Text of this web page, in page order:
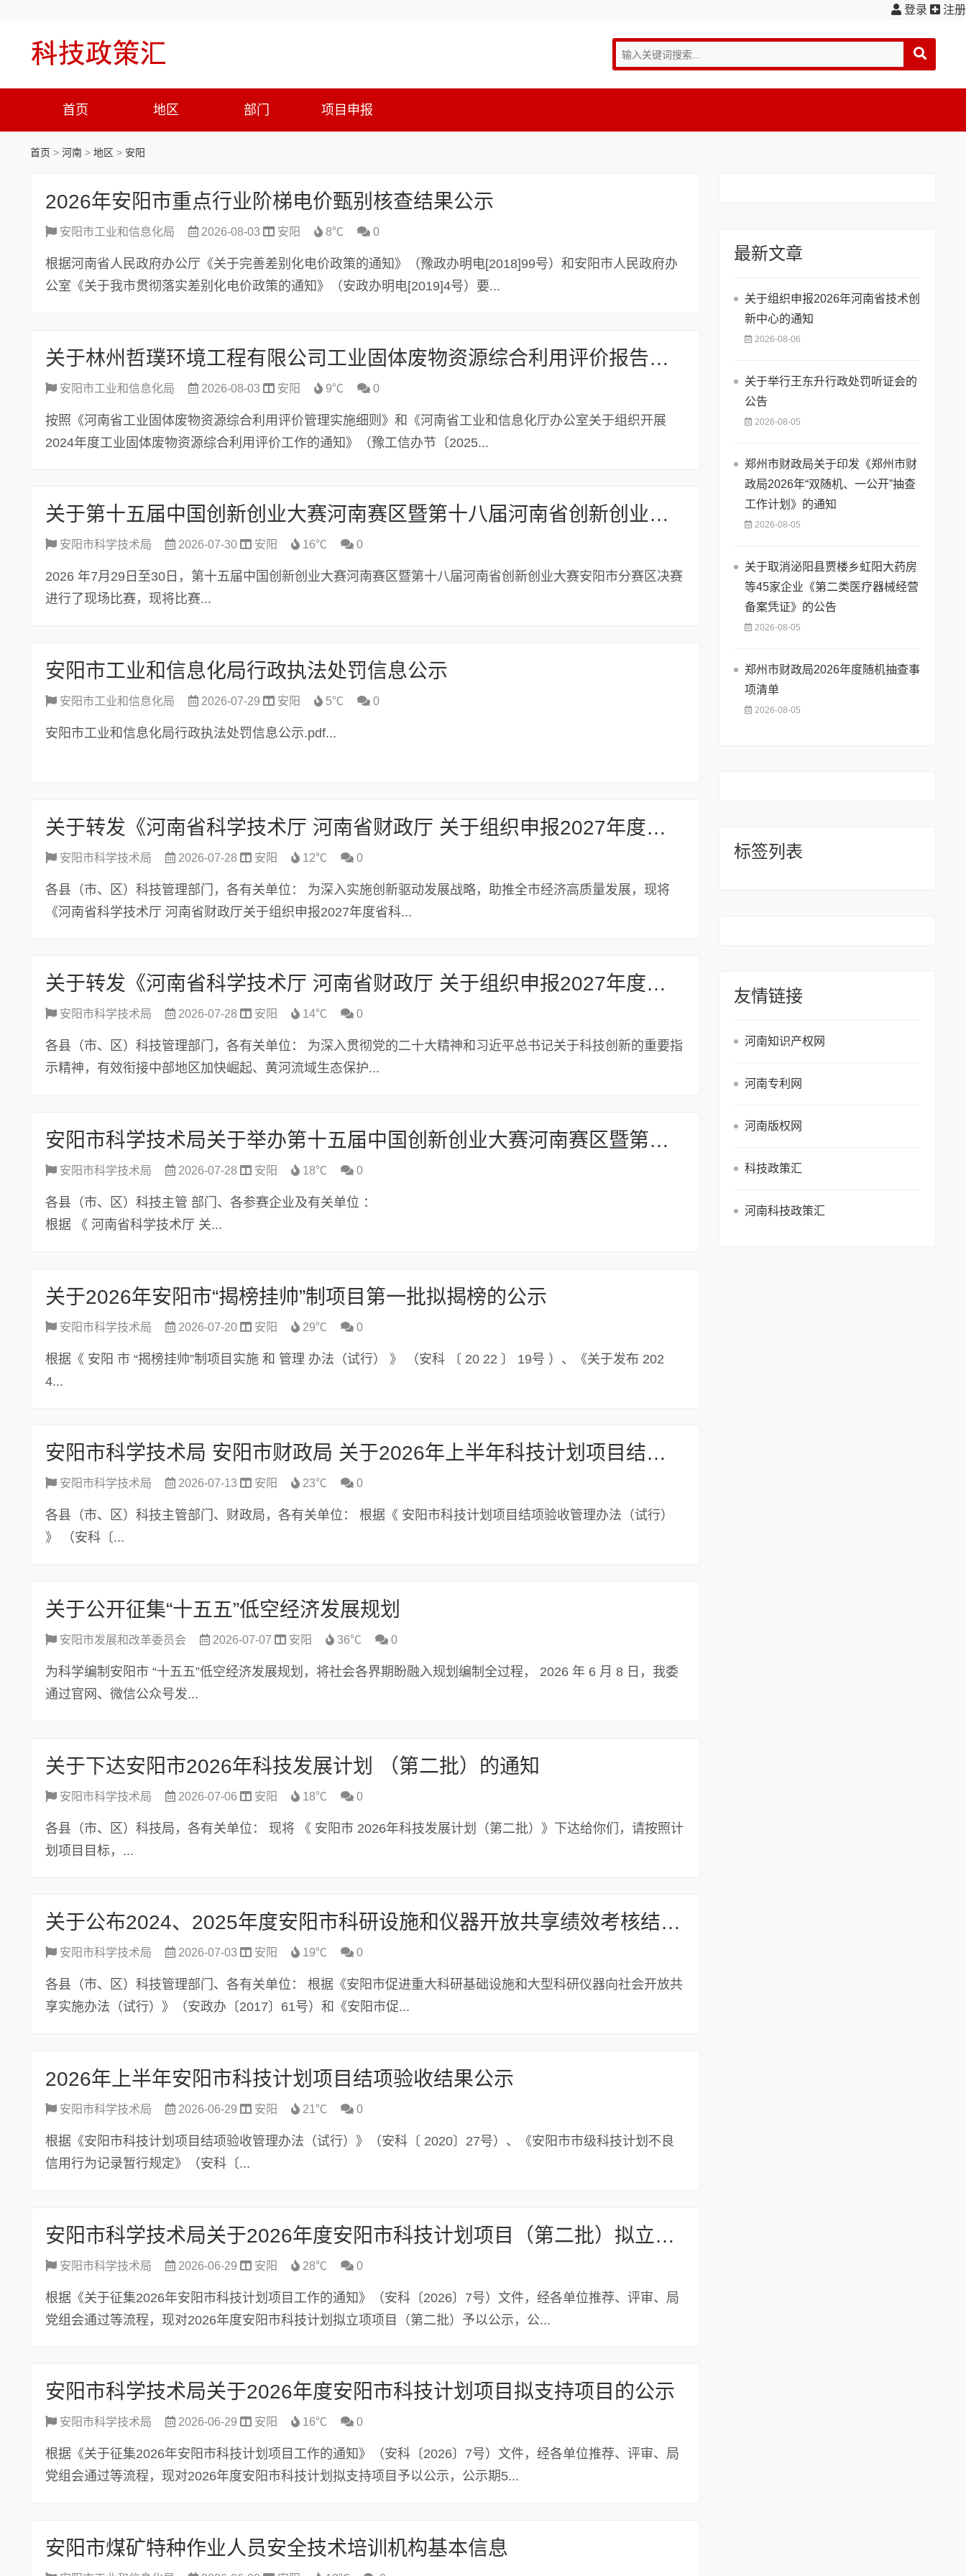
登录 注册
首页 地区 部门 项目申报
首页 > 河南 > 地区 > 安阳
2026年安阳市重点行业阶梯电价甄别核查结果公示
安阳市工业和信息化局 2026-08-03 安阳 8℃ 0
根据河南省人民政府办公厅《关于完善差别化电价政策的通知》（豫政办明电[2018]99号）和安阳市人民政府办
公室《关于我市贯彻落实差别化电价政策的通知》（安政办明电[2019]4号）要...
关于林州哲璞环境工程有限公司工业固体废物资源综合利用评价报告结果的公示
安阳市工业和信息化局 2026-08-03 安阳 9℃ 0
按照《河南省工业固体废物资源综合利用评价管理实施细则》和《河南省工业和信息化厅办公室关于组织开展
2024年度工业固体废物资源综合利用评价工作的通知》（豫工信办节〔2025...
关于第十五届中国创新创业大赛河南赛区暨第十八届河南省创新创业大赛安阳市分赛区决赛结果的公示
安阳市科学技术局 2026-07-30 安阳 16℃ 0
2026 年7月29日至30日，第十五届中国创新创业大赛河南赛区暨第十八届河南省创新创业大赛安阳市分赛区决赛
进行了现场比赛，现将比赛...
安阳市工业和信息化局行政执法处罚信息公示
安阳市工业和信息化局 2026-07-29 安阳 5℃ 0
安阳市工业和信息化局行政执法处罚信息公示.pdf...
关于转发《河南省科学技术厅 河南省财政厅 关于组织申报2027年度省科技攻关项目的通知》的通知
安阳市科学技术局 2026-07-28 安阳 12℃ 0
各县（市、区）科技管理部门，各有关单位： 为深入实施创新驱动发展战略，助推全市经济高质量发展，现将
《河南省科学技术厅 河南省财政厅关于组织申报2027年度省科...
关于转发《河南省科学技术厅 河南省财政厅 关于组织申报2027年度河南省重点研发专项的通知》的通知
安阳市科学技术局 2026-07-28 安阳 14℃ 0
各县（市、区）科技管理部门，各有关单位： 为深入贯彻党的二十大精神和习近平总书记关于科技创新的重要指
示精神，有效衔接中部地区加快崛起、黄河流域生态保护...
安阳市科学技术局关于举办第十五届中国创新创业大赛河南赛区暨第十八届河南省创新创业大赛安阳市分赛区决赛的通知
安阳市科学技术局 2026-07-28 安阳 18℃ 0
各县（市、区）科技主管 部门、各参赛企业及有关单位 ：
根据 《 河南省科学技术厅 关...
关于2026年安阳市“揭榜挂帅”制项目第一批拟揭榜的公示
安阳市科学技术局 2026-07-20 安阳 29℃ 0
根据《 安阳 市 “揭榜挂帅”制项目实施 和 管理 办法（试行） 》 （安科 〔 20 22 〕 19号 ）、《关于发布 202
4...
安阳市科学技术局 安阳市财政局 关于2026年上半年科技计划项目结项验收情况的通报
安阳市科学技术局 2026-07-13 安阳 23℃ 0
各县（市、区）科技主管部门、财政局，各有关单位： 根据《 安阳市科技计划项目结项验收管理办法（试行）
》 （安科〔...
关于公开征集“十五五”低空经济发展规划
安阳市发展和改革委员会 2026-07-07 安阳 36℃ 0
为科学编制安阳市 “十五五”低空经济发展规划，将社会各界期盼融入规划编制全过程， 2026 年 6 月 8 日，我委
通过官网、微信公众号发...
关于下达安阳市2026年科技发展计划 （第二批）的通知
安阳市科学技术局 2026-07-06 安阳 18℃ 0
各县（市、区）科技局，各有关单位： 现将 《 安阳市 2026年科技发展计划（第二批）》下达给你们，请按照计
划项目目标，...
关于公布2024、2025年度安阳市科研设施和仪器开放共享绩效考核结果通知
安阳市科学技术局 2026-07-03 安阳 19℃ 0
各县（市、区）科技管理部门、各有关单位： 根据《安阳市促进重大科研基础设施和大型科研仪器向社会开放共
享实施办法（试行）》（安政办〔2017〕61号）和《安阳市促...
2026年上半年安阳市科技计划项目结项验收结果公示
安阳市科学技术局 2026-06-29 安阳 21℃ 0
根据《安阳市科技计划项目结项验收管理办法（试行）》（安科〔 2020〕27号）、《安阳市市级科技计划不良
信用行为记录暂行规定》（安科〔...
安阳市科学技术局关于2026年度安阳市科技计划项目（第二批）拟立项项目的公示
安阳市科学技术局 2026-06-29 安阳 28℃ 0
根据《关于征集2026年安阳市科技计划项目工作的通知》（安科〔2026〕7号）文件，经各单位推荐、评审、局
党组会通过等流程，现对2026年度安阳市科技计划拟立项项目（第二批）予以公示，公...
安阳市科学技术局关于2026年度安阳市科技计划项目拟支持项目的公示
安阳市科学技术局 2026-06-29 安阳 16℃ 0
根据《关于征集2026年安阳市科技计划项目工作的通知》（安科〔2026〕7号）文件，经各单位推荐、评审、局
党组会通过等流程，现对2026年度安阳市科技计划拟支持项目予以公示，公示期5...
安阳市煤矿特种作业人员安全技术培训机构基本信息
最新文章
关于组织申报2026年河南省技术创
新中心的通知
2026-08-06
关于举行王东升行政处罚听证会的
公告
2026-08-05
郑州市财政局关于印发《郑州市财
政局2026年“双随机、一公开”抽查
工作计划》的通知
2026-08-05
关于取消泌阳县贾楼乡虹阳大药房
等45家企业《第二类医疗器械经营
备案凭证》的公告
2026-08-05
郑州市财政局2026年度随机抽查事
项清单
2026-08-05
标签列表
友情链接
河南知识产权网
河南专利网
河南版权网
科技政策汇
河南科技政策汇